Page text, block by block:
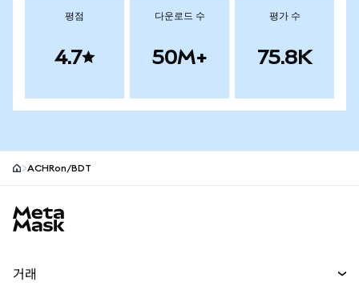
평점
4.7
다운로드 수
50M+
평가 수
75.8K
ACHRon/BDT
거래